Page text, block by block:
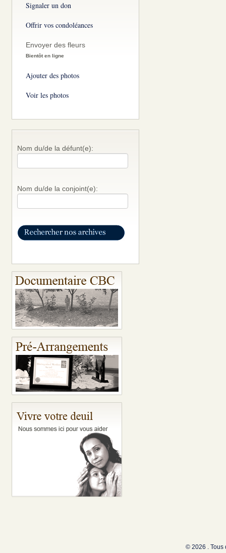
Signaler un don
Offrir vos condoléances
Envoyer des fleurs
Bientôt en ligne
Ajouter des photos
Voir les photos
Nom du/de la défunt(e):
Nom du/de la conjoint(e):
© 2026 . Tous